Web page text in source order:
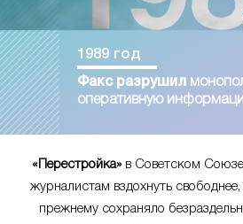
1989 год
Факс разрушил
оперативную
«Перестройка»в Советском
журналистам вздохнуть
прежнему сохраняло